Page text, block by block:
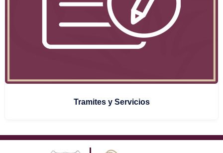
Tramites y Servicios